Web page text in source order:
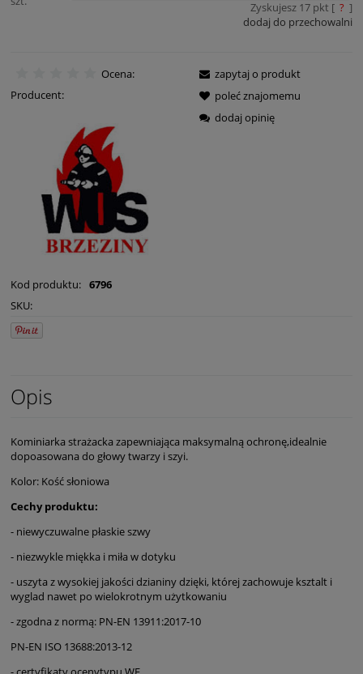
Zyskujesz 17pkt [ ? ]
dodaj do przechowalni
Ocena:
Producent:
Kod produktu: 6796
SKU:
zapytaj o produkt
poleć znajomemu
dodaj opinię
Opis
Kominiarka strażacka zapewniająca maksymalną ochronę,idealnie
dopoasowana do głowy twarzy i szyi.
Kolor: Kość słoniowa
Cechy produktu:
- niewyczuwalne płaskie szwy
- niezwykle miękka i miła w dotyku
- uszyta z wysokiej jakości dzianiny dzięki, której zachowuje ksztalt i
wyglad nawet po wielokrotnym użytkowaniu
- zgodna z normą: PN-EN 13911:2017-10
PN-EN ISO 13688:2013-12